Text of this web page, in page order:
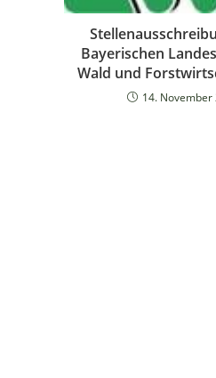
Bayerischen
Wald und
14. November